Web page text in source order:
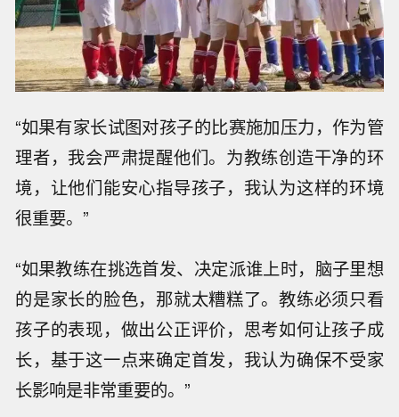
“如果有家长试图对孩子的比赛施加压力，作为管
理者，我会严肃提醒他们。为教练创造干净的环
境，让他们能安心指导孩子，我认为这样的环境
很重要。”
“如果教练在挑选首发、决定派谁上时，脑子里想
的是家长的脸色，那就太糟糕了。教练必须只看
孩子的表现，做出公正评价，思考如何让孩子成
长，基于这一点来确定首发，我认为确保不受家
长影响是非常重要的。”